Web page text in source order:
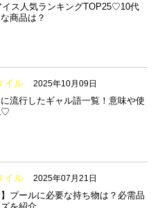
イス人気ランキングTOP25♡10代
商品は？
イル 2025年10月09日
流行したギャル語一覧！意味や使
♡
イル 2025年07月21日
】プールに必要な持ち物は？必需品